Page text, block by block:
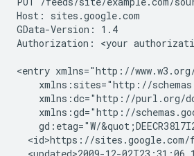
Host: sites.google.com
GData-Version: 1.4
Authorization: <your
<entry xmlns="http://
xmlns:sites="http://
xmlns:dc="http://purl.org/
xmlns:gd="http://
gd:etag="W/
<id>https://sites.google.com/